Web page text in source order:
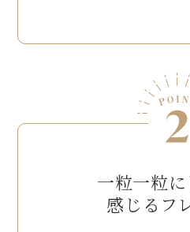
一粒一粒に
感じるフ